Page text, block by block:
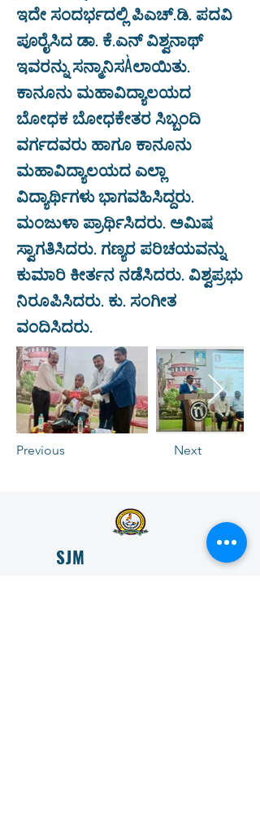
ಇದೇ ಸಂದರ್ಭದಲ್ಲಿ ಪಿಎಚ್.ಡಿ. ಪದವಿ
ಪೂರೈಸಿದ ಡಾ. ಕೆ.ಎನ್ ವಿಶ್ವನಾಥ್
ಇವರನ್ನು ಸನ್ಮಾನಿಸÀಲಾಯಿತು.
ಕಾನೂನು ಮಹಾವಿದ್ಯಾಲಯದ
ಬೋಧಕ ಬೋಧಕೇತರ ಸಿಬ್ಬಂದಿ
ವರ್ಗದವರು ಹಾಗೂ ಕಾನೂನು
ಮಹಾವಿದ್ಯಾಲಯದ ಎಲ್ಲಾ
ವಿದ್ಯಾರ್ಥಿಗಳು ಭಾಗವಹಿಸಿದ್ದರು.
ಮಂಜುಳಾ ಪ್ರಾರ್ಥಿಸಿದರು. ಅಮಿಷ
ಸ್ವಾಗತಿಸಿದರು. ಗಣ್ಯರ ಪರಿಚಯವನ್ನು
ಕುಮಾರಿ ಕೀರ್ತನ ನಡೆಸಿದರು. ವಿಶ್ವಪ್ರಭು
ನಿರೂಪಿಸಿದರು. ಕು. ಸಂಗೀತ
ವಂದಿಸಿದರು.
Previous Next
SJM